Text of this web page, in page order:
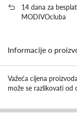
14 dana za
MODIVOcluba
Informacije o
Važeća cijena
može se razlikovati od